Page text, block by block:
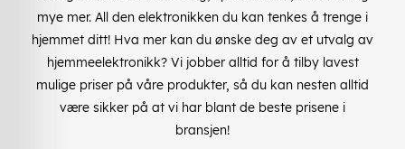
mye mer. All den elektronikken du kan tenkes å trenge i
hjemmet ditt! Hva mer kan du ønske deg av et utvalg av
hjemmeelektronikk? Vi jobber alltid for å tilby lavest
mulige priser på våre produkter, så du kan nesten alltid
være sikker på at vi har blant de beste prisene i
bransjen!